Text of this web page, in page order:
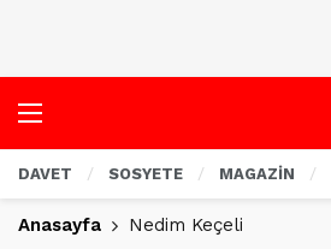
DAVET SOSYETE MAGAZİN
Anasayfa Nedim Keçeli